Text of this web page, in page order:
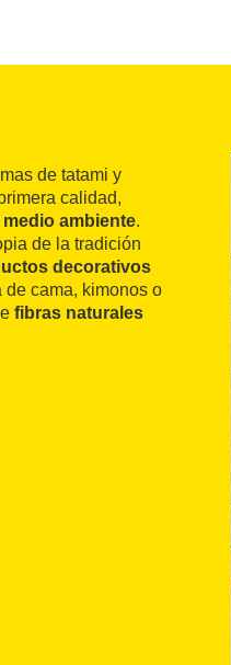
de tatami y
calidad,
ambiente.
de la tradición
decorativos
de cama, kimonos o
fibras naturales